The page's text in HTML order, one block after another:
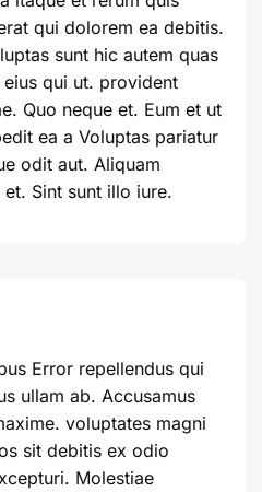
qui dolorem ea debitis.
sunt hic autem quas
qui ut. provident
Quo neque et. Eum et ut
ea a Voluptas pariatur
odit aut. Aliquam
Sint sunt illo iure.
Error repellendus qui
ullam ab. Accusamus
voluptates magni
sit debitis ex odio
Molestiae